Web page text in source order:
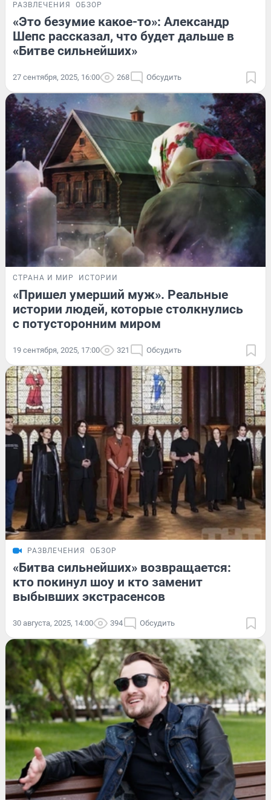
РАЗВЛЕЧЕНИЯ ОБЗОР
«Это безумие какое-то»: Александр
Шепс рассказал, что будет дальше в
«Битве сильнейших»
27 сентября, 2025, 16:00 268 Обсудить
СТРАНА И МИР ИСТОРИИ
«Пришел умерший муж». Реальные
истории людей, которые столкнулись
с потусторонним миром
19 сентября, 2025, 17:00 321 Обсудить
РАЗВЛЕЧЕНИЯ ОБЗОР
«Битва сильнейших» возвращается:
кто покинул шоу и кто заменит
выбывших экстрасенсов
30 августа, 2025, 14:00 394 Обсудить